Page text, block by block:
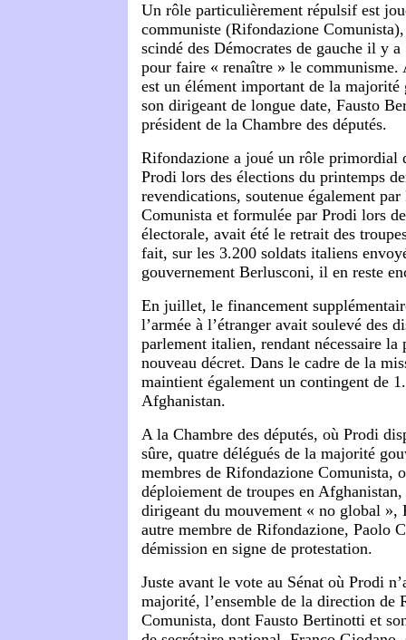
Un rôle particulièrement répulsif est
communiste (Rifondazione
scindé des Démocrates de gauche il y
pour faire « renaître » le
est un élément important de la majorité
son dirigeant de longue date, Fausto
président de la Chambre des députés.
Rifondazione a joué un rôle primordial
Prodi lors des élections du printemps
revendications, soutenue également
Comunista et formulée par Prodi lors
électorale, avait été le retrait des
fait, sur les 3.200 soldats italiens
gouvernement Berlusconi, il en reste
En juillet, le financement
l’armée à l’étranger avait soulevé des
parlement italien, rendant nécessaire la
nouveau décret. Dans le cadre de la
maintient également un contingent de
Afghanistan.
A la Chambre des députés, où Prodi
sûre, quatre délégués de la majorité
membres de Rifondazione Comunista,
déploiement de troupes en
dirigeant du mouvement « no global »,
autre membre de Rifondazione, Paolo
démission en signe de protestation.
Juste avant le vote au Sénat où Prodi
majorité, l’ensemble de la direction de
Comunista, dont Fausto Bertinotti et